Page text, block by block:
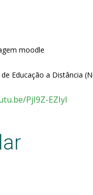
moodle
Educação a Distância
PjI9Z-EZIyI